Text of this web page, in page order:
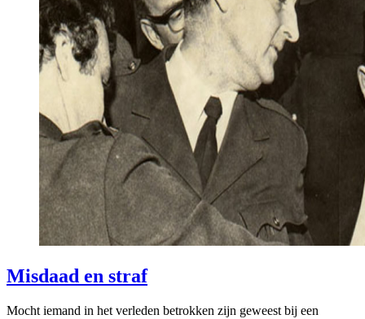
Misdaad en straf
Mocht iemand in het verleden betrokken zijn geweest bij een